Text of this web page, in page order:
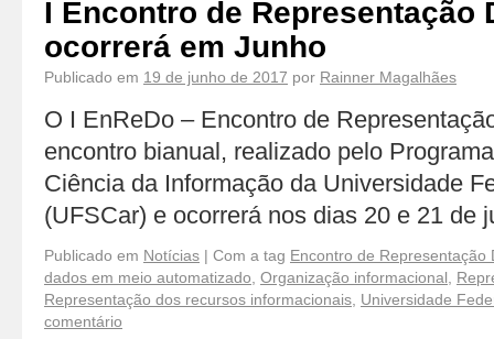
I Encontro de Representação
ocorrerá em Junho
Publicado em 19 de junho de 2017 por Rainner Magalhães
O I EnReDo – Encontro de
encontro bianual, realizado pelo
Ciência da Informação da Universidade
(UFSCar) e ocorrerá nos dias 20 e 21 de
Publicado em Notícias | Com a tag Encontro de Representação
dados em meio automatizado Organização informacional
Representação dos recursos informacionais Universidade
comentário